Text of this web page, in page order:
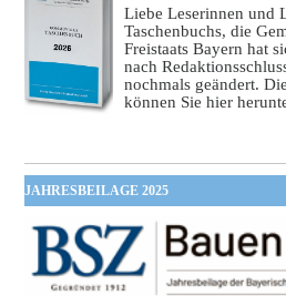
Liebe Leserinnen und
Taschenbuchs, die
Freistaats Bayern hat
nach
nochmals geändert.
können Sie hier
JAHRESBEILAGE 2025